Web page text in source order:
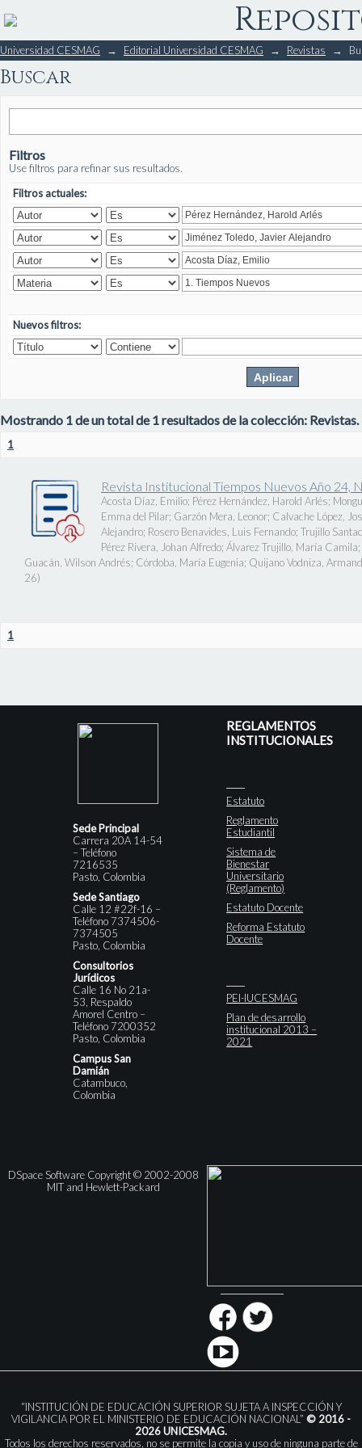
Buscar
Universidad CESMAG → Editorial Universidad CESMAG → Revistas →
Buscar
Filtros
Use filtros para refinar sus resultados.
Filtros actuales:
Nuevos filtros:
Mostrando 1 de un total de 1 resultados de la colección: Revistas.
1
Revista Institucional Tiempos Nuevos Año 24,
Acosta Díaz, Emilio; Pérez Hernández, Harold Arlés;
Emma del Pilar; Garzón Mera, Leonor; Calvache López,
Alejandro; Rosero Benavides, Luis Fernando; Trujillo
Pérez Rivera, Johan Alfredo; Álvarez Trujillo, María Camila;
Guacán, Wilson Andrés; Córdoba, María Eugenia; Quijano Vodniza,
26)
1
Sede Principal
Carrera 20A 14-54
– Teléfono
7216535
Pasto, Colombia
Sede Santiago
Calle 12 #22f-16 –
Teléfono 7374506-
7374505
Pasto, Colombia
Consultorios
Jurídicos
Calle 16 No 21a-
53, Respaldo
Amorel Centro –
Teléfono 7200352
Pasto, Colombia
Campus San
Damián
Catambuco,
Colombia
REGLAMENTOS
INSTITUCIONALES
Estatuto
Reglamento
Estudiantil
Sistema de
Bienestar
Universitario
(Reglamento)
Estatuto Docente
Reforma Estatuto
Docente
PEI-IUCESMAG
Plan de desarrollo
institucional 2013 –
2021
DSpace Software Copyright © 2002-2008
MIT and Hewlett-Packard
“INSTITUCIÓN DE EDUCACIÓN SUPERIOR SUJETA A INSPECCIÓN Y
VIGILANCIA POR EL MINISTERIO DE EDUCACIÓN NACIONAL” © 2016 -
2026 UNICESMAG.
Todos los derechos reservados, no se permite la copia y uso de ninguna parte de